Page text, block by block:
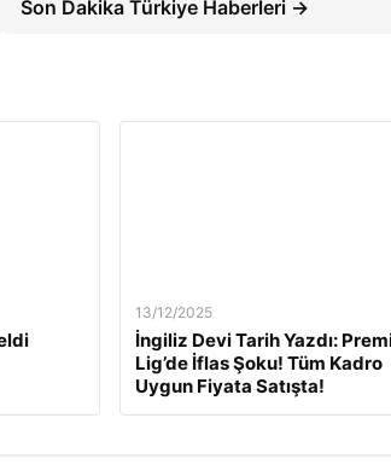
Son Dakika Türkiye Haberleri →
13/12/2025
İngiliz Devi Tarih Yazdı:
Lig’de İflas Şoku! Tüm Kadro
Uygun Fiyata Satışta!